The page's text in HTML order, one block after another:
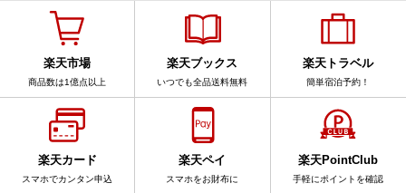
楽天市場
商品数は1億点以上
楽天ブックス
いつでも全品送料無料
楽天トラベル
簡単宿泊予約！
楽天カード
スマホでカンタン申込
楽天ペイ
スマホをお財布に
楽天PointClub
手軽にポイントを確認